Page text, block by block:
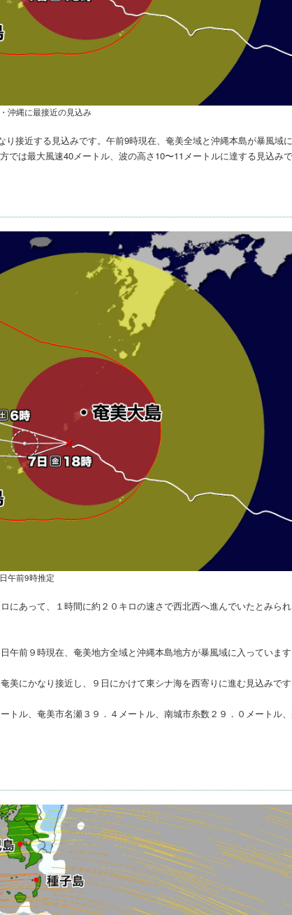
沖縄に最接近の見込み
接近する見込みです。午前9時現在、奄美全域と沖縄本島が暴風域
では最大風速40メートル、波の高さ10〜11メートルに達する見込み
午前9時推定
にあって、１時間に約２０キロの速さで西北西へ進んでいたとみら
午前９時現在、奄美地方全域と沖縄本島地方が暴風域に入っていま
美にかなり接近し、９日にかけて東シナ海を西寄りに進む見込みで
トル、奄美市名瀬３９．４メートル、南城市糸数２９．０メートル